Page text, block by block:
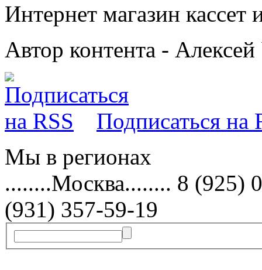
Интернет магазин кассет
Автор контента - Алексей
Подписаться на
Мы в регионах
........Москва........ 8 (925)
(931) 357-59-19